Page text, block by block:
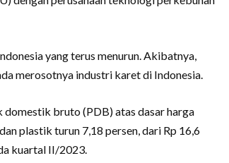
yang terus menurun. Akibatnya,
merosotnya industri karet di Indonesia.
bruto (PDB) atas dasar harga
plastik turun 7,18 persen, dari Rp 16,6
kuartal II/2023.